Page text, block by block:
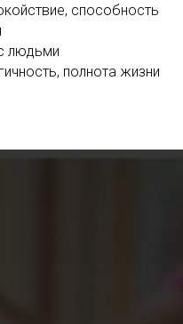
способность
людьми
полнота жизни